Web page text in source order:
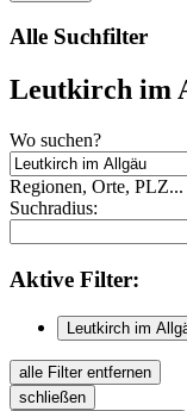
Alle Suchfilter
Leutkirch im
Wo suchen?
Regionen, Orte, PLZ...
Suchradius:
Aktive Filter:
Leutkirch im
alle Filter entfernen
schließen